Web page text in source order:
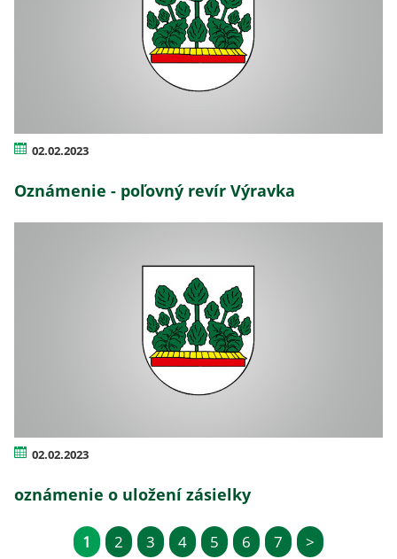
02.02.2023
Oznámenie - poľovný revír Výravka
02.02.2023
oznámenie o uložení zásielky
1 2 3 4 5 6 7 >